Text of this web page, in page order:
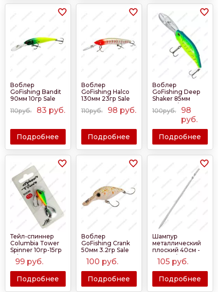
Воблер
GoFishing Bandit
90мм 10гр Sale
110руб. 83 руб.
Подробнее
Воблер
GoFishing Halco
130мм 23гр Sale
110руб. 98 руб.
Подробнее
Воблер
GoFishing Deep
Shaker 85мм
15.5гр Sale 2025
100руб.
98
руб.
Подробнее
Тейл-спиннер
Columbia Tower
Spinner 10гр-15гр
Sale 2025
99 руб.
Подробнее
Воблер
GoFishing Crank
50мм 3.2гр Sale
2025
100 руб.
Подробнее
Шампур
металлический
плоский 40см -
60см Sale 2025
105 руб.
Подробнее